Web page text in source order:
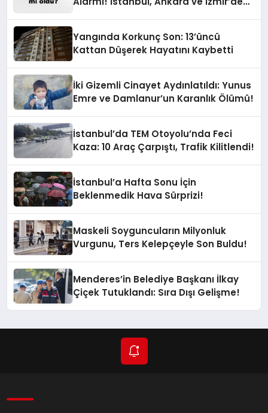
Yangında Korkunç Son: 13’üncü
Kattan Düşerek Hayatını Kaybetti
İki Gizemli Cinayet Aydınlatıldı: Yunus
Emre ve Damlanur’un Karanlık Ölümü!
İstanbul’da TEM Otoyolu’nda Feci
Kaza: 10 Araç Çarpıştı, Trafik Kilitlendi!
İstanbul’a Hafta Sonu İçin
Beklenmedik Hava Sürprizi!
Maskeli Soyguncuların Milyonluk
Vurgunu, Ters Kelepçeyle Son Buldu!
Menderes’in Belediye Başkanı İlkay
Çiçek Tutuklandı: Sıra Dışı Gelişme!